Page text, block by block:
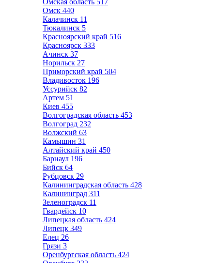
Омская область 517
Омск 440
Калачинск 11
Тюкалинск 5
Красноярский край 516
Красноярск 333
Ачинск 37
Норильск 27
Приморский край 504
Владивосток 196
Уссурийск 82
Артем 51
Киев 455
Волгоградская область 453
Волгоград 232
Волжский 63
Камышин 31
Алтайский край 450
Барнаул 196
Бийск 64
Рубцовск 29
Калининградская область 428
Калининград 311
Зеленоградск 11
Гвардейск 10
Липецкая область 424
Липецк 349
Елец 26
Грязи 3
Оренбургская область 424